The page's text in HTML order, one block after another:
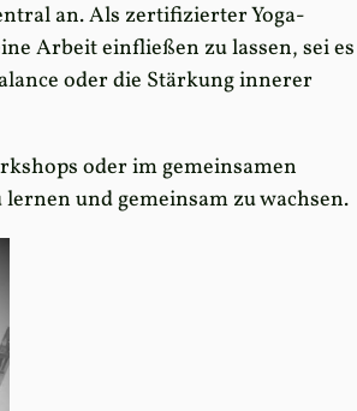
an. Als zertifizierter Yoga-
Arbeit einfließen zu lassen, sei es
oder die Stärkung innerer
oder im gemeinsamen
und gemeinsam zu wachsen.